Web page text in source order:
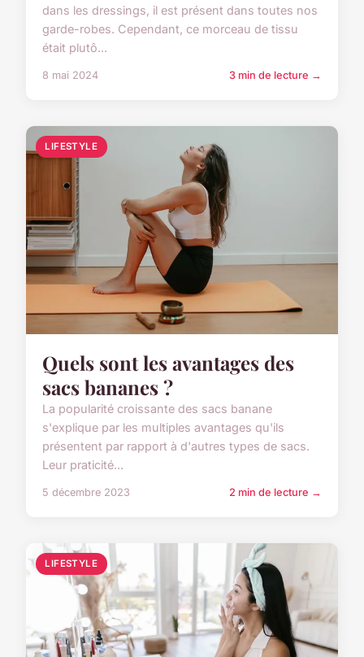
dans les dressings, il est présent dans toutes nos
garde-robes. Cependant, ce morceau de tissu
était plutô...
8 mai 2024 3 min de lecture →
LIFESTYLE
Quels sont les avantages des
sacs bananes ?
La popularité croissante des sacs banane
s'explique par les multiples avantages qu'ils
présentent par rapport à d'autres types de sacs.
Leur praticité...
5 décembre 2023 2 min de lecture →
LIFESTYLE